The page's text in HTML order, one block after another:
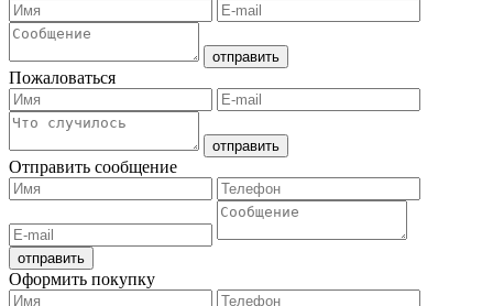
Пожаловаться
Отправить сообщение
Оформить покупку